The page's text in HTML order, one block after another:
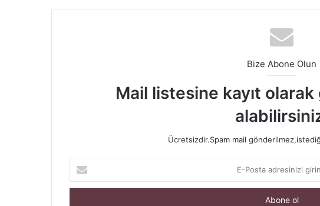
Bize Abone Olun
Mail listesine kayıt
Ücretsizdir.Spam mail
Posta
adresinizi